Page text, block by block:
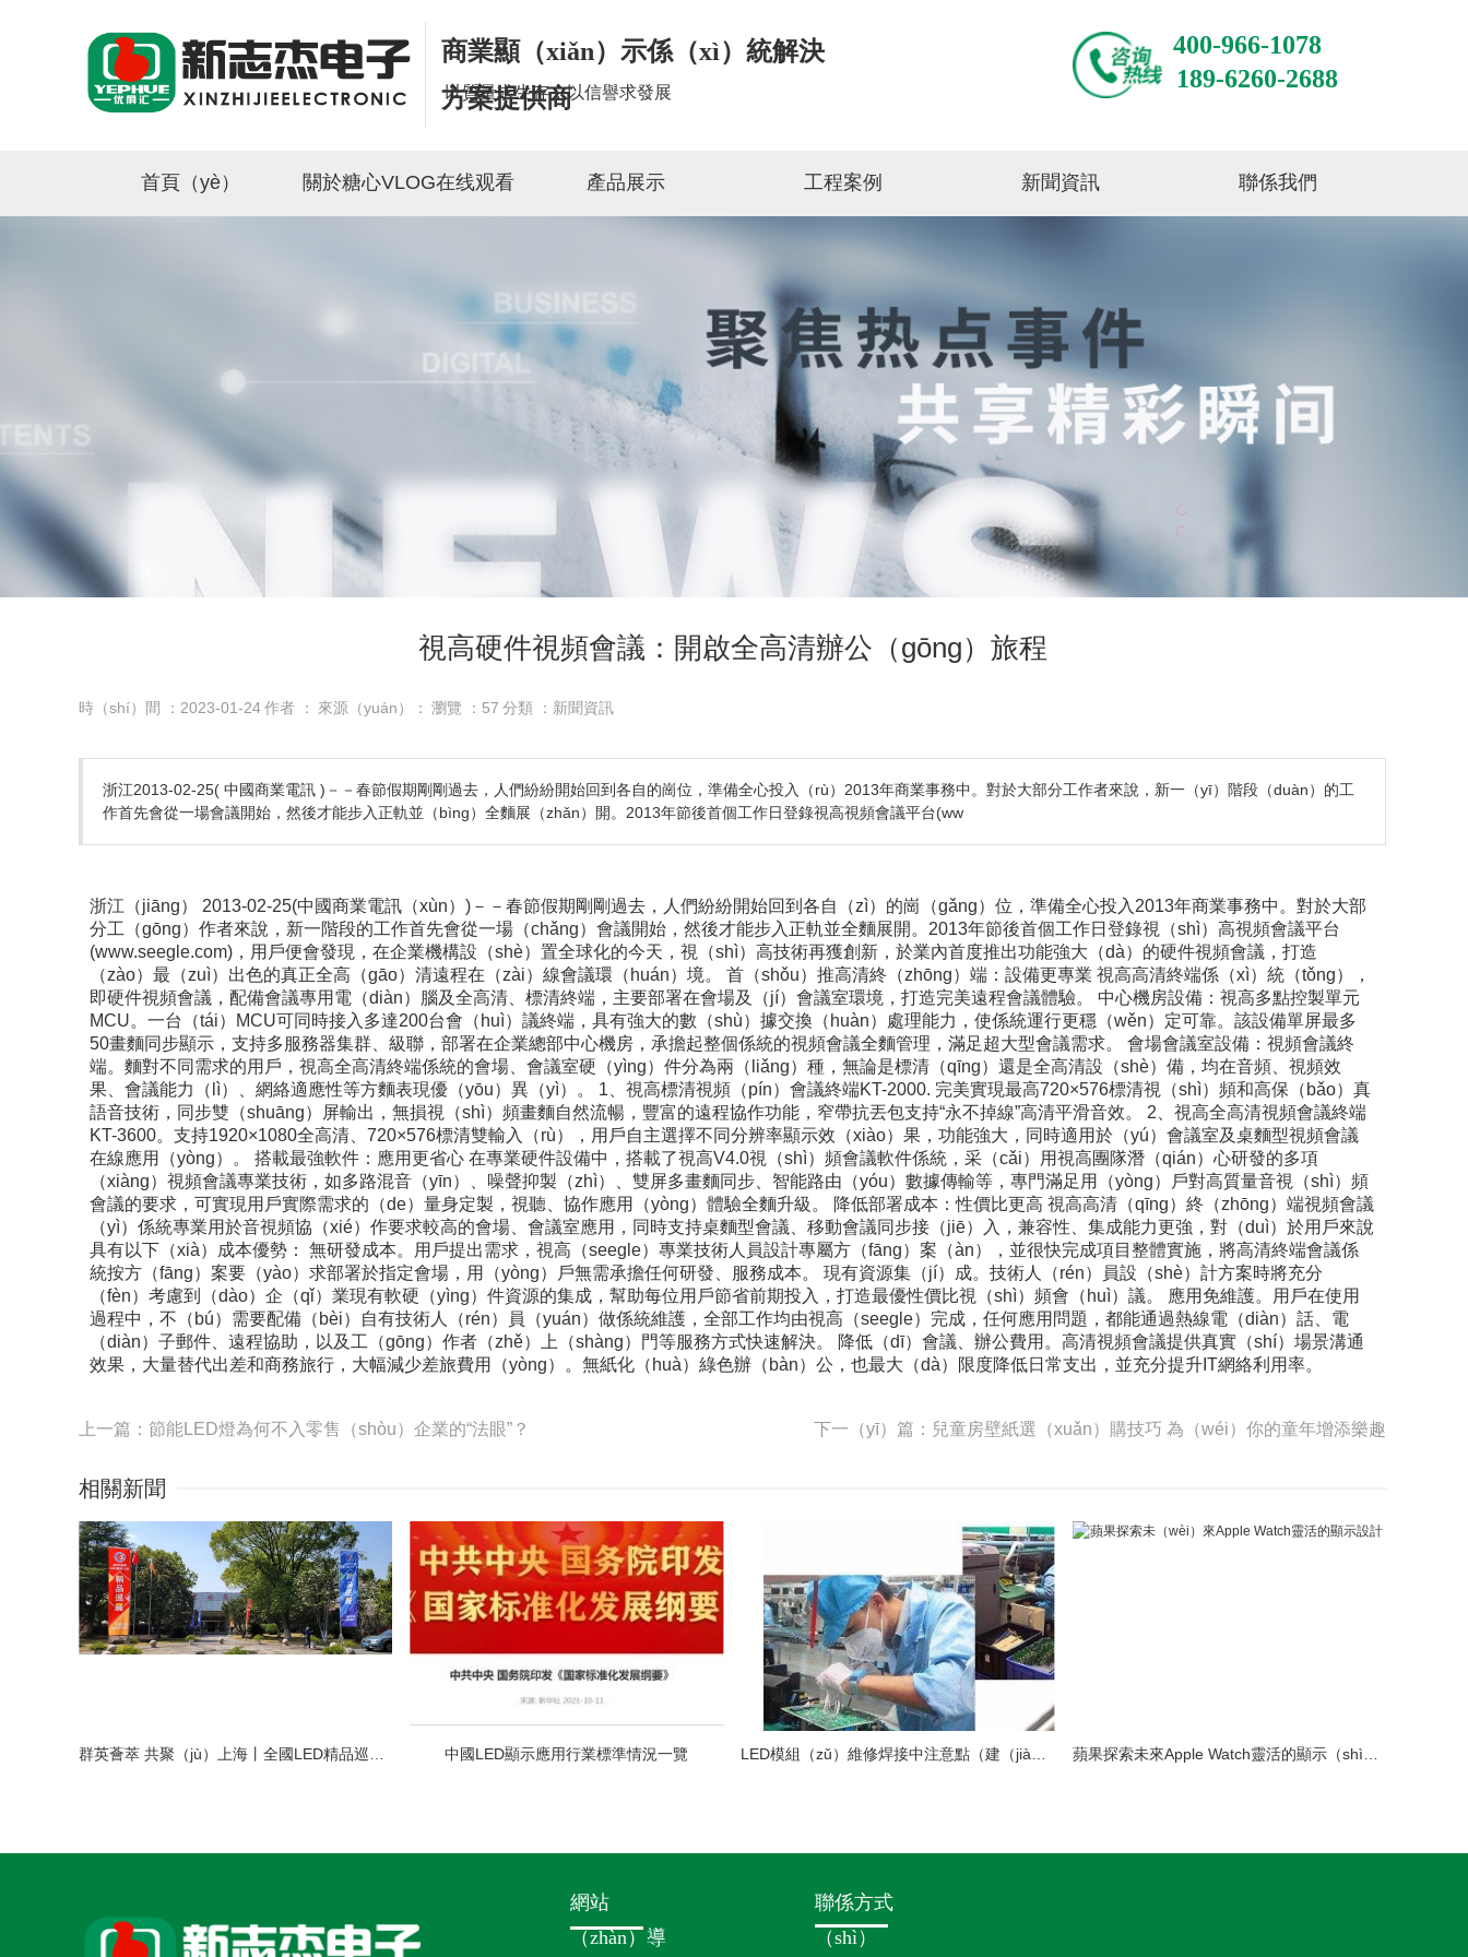
商業顯（xiǎn）示係（xì）統解決
方案提供商
以質量求生存，以信譽求發展
400-966-1078
189-6260-2688
首頁（yè） 關於糖心VLOG在线观看 產品展示 工程案例 新聞資訊 聯係我們
視高硬件視頻會議：開啟全高清辦公（gōng）旅程
時（shí）間 ：2023-01-24作者 ： 來源（yuán）： 瀏覽 ： 57 分類 ：新聞資訊
浙江2013-02-25( 中國商業電訊 )－－春節假期剛剛過去，人們紛紛開始回到各自的崗位，準備全心投入（rù）2013年商業事務中。對於大部分工作者來說，新一（yī）階段（duàn）的工
作首先會從一場會議開始，然後才能步入正軌並（bìng）全麵展（zhǎn）開。2013年節後首個工作日登錄視高視頻會議平台(ww
浙江（jiāng） 2013-02-25(中國商業電訊（xùn）)－－春節假期剛剛過去，人們紛紛開始回到各自（zì）的崗（gǎng）位，準備全心投入2013年商業事務中。對於大部
分工（gōng）作者來說，新一階段的工作首先會從一場（chǎng）會議開始，然後才能步入正軌並全麵展開。2013年節後首個工作日登錄視（shì）高視頻會議平台
(www.seegle.com)，用戶便會發現，在企業機構設（shè）置全球化的今天，視（shì）高技術再獲創新，於業內首度推出功能強大（dà）的硬件視頻會議，打造
（zào）最（zuì）出色的真正全高（gāo）清遠程在（zài）線會議環（huán）境。 首（shǒu）推高清終（zhōng）端：設備更專業 視高高清終端係（xì）統（tǒng），
即硬件視頻會議，配備會議專用電（diàn）腦及全高清、標清終端，主要部署在會場及（jí）會議室環境，打造完美遠程會議體驗。 中心機房設備：視高多點控製單元
MCU。一台（tái）MCU可同時接入多達200台會（huì）議終端，具有強大的數（shù）據交換（huàn）處理能力，使係統運行更穩（wěn）定可靠。該設備單屏最多
50畫麵同步顯示，支持多服務器集群、級聯，部署在企業總部中心機房，承擔起整個係統的視頻會議全麵管理，滿足超大型會議需求。 會場會議室設備：視頻會議終
端。麵對不同需求的用戶，視高全高清終端係統的會場、會議室硬（yìng）件分為兩（liǎng）種，無論是標清（qīng）還是全高清設（shè）備，均在音頻、視頻效
果、會議能力（lì）、網絡適應性等方麵表現優（yōu）異（yì）。 1、視高標清視頻（pín）會議終端KT-2000. 完美實現最高720×576標清視（shì）頻和高保（bǎo）真
語音技術，同步雙（shuāng）屏輸出，無損視（shì）頻畫麵自然流暢，豐富的遠程協作功能，窄帶抗丟包支持“永不掉線”高清平滑音效。 2、視高全高清視頻會議終端
KT-3600。支持1920×1080全高清、720×576標清雙輸入（rù），用戶自主選擇不同分辨率顯示效（xiào）果，功能強大，同時適用於（yú）會議室及桌麵型視頻會議
在線應用（yòng）。 搭載最強軟件：應用更省心 在專業硬件設備中，搭載了視高V4.0視（shì）頻會議軟件係統，采（cǎi）用視高團隊潛（qián）心研發的多項
（xiàng）視頻會議專業技術，如多路混音（yīn）、噪聲抑製（zhì）、雙屏多畫麵同步、智能路由（yóu）數據傳輸等，專門滿足用（yòng）戶對高質量音視（shì）頻
會議的要求，可實現用戶實際需求的（de）量身定製，視聽、協作應用（yòng）體驗全麵升級。 降低部署成本：性價比更高 視高高清（qīng）終（zhōng）端視頻會議
（yì）係統專業用於音視頻協（xié）作要求較高的會場、會議室應用，同時支持桌麵型會議、移動會議同步接（jiē）入，兼容性、集成能力更強，對（duì）於用戶來說
具有以下（xià）成本優勢： 無研發成本。用戶提出需求，視高（seegle）專業技術人員設計專屬方（fāng）案（àn），並很快完成項目整體實施，將高清終端會議係
統按方（fāng）案要（yào）求部署於指定會場，用（yòng）戶無需承擔任何研發、服務成本。 現有資源集（jí）成。技術人（rén）員設（shè）計方案時將充分
（fèn）考慮到（dào）企（qǐ）業現有軟硬（yìng）件資源的集成，幫助每位用戶節省前期投入，打造最優性價比視（shì）頻會（huì）議。 應用免維護。用戶在使用
過程中，不（bú）需要配備（bèi）自有技術人（rén）員（yuán）做係統維護，全部工作均由視高（seegle）完成，任何應用問題，都能通過熱線電（diàn）話、電
（diàn）子郵件、遠程協助，以及工（gōng）作者（zhě）上（shàng）門等服務方式快速解決。 降低（dī）會議、辦公費用。高清視頻會議提供真實（shí）場景溝通
效果，大量替代出差和商務旅行，大幅減少差旅費用（yòng）。無紙化（huà）綠色辦（bàn）公，也最大（dà）限度降低日常支出，並充分提升IT網絡利用率。
上一篇：節能LED燈為何不入零售（shòu）企業的“法眼”？ 下一（yī）篇：兒童房壁紙選（xuǎn）購技巧 為（wéi）你的童年增添樂趣
相關新聞
群英薈萃 共聚（jù）上海丨全國LED精品巡展攜手共謀行業發展大計 中國LED顯示應用行業標準情況一覽 LED模組（zǔ）維修焊接中注意點（建（jiàn）議收藏） 蘋果探索未來Apple Watch靈活的顯示（shì）設計
網站
（zhàn）導
聯係方式
（shì）